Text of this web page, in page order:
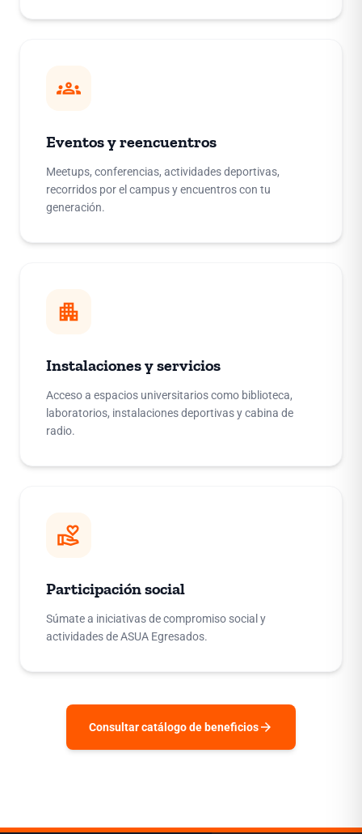
groups
Eventos y reencuentros
Meetups, conferencias, actividades deportivas,
recorridos por el campus y encuentros con tu
generación.
apartment
Instalaciones y servicios
Acceso a espacios universitarios como biblioteca,
laboratorios, instalaciones deportivas y cabina de
radio.
volunteer_activism
Participación social
Súmate a iniciativas de compromiso social y
actividades de ASUA Egresados.
Consultar catálogo de beneficiosarrow_forward